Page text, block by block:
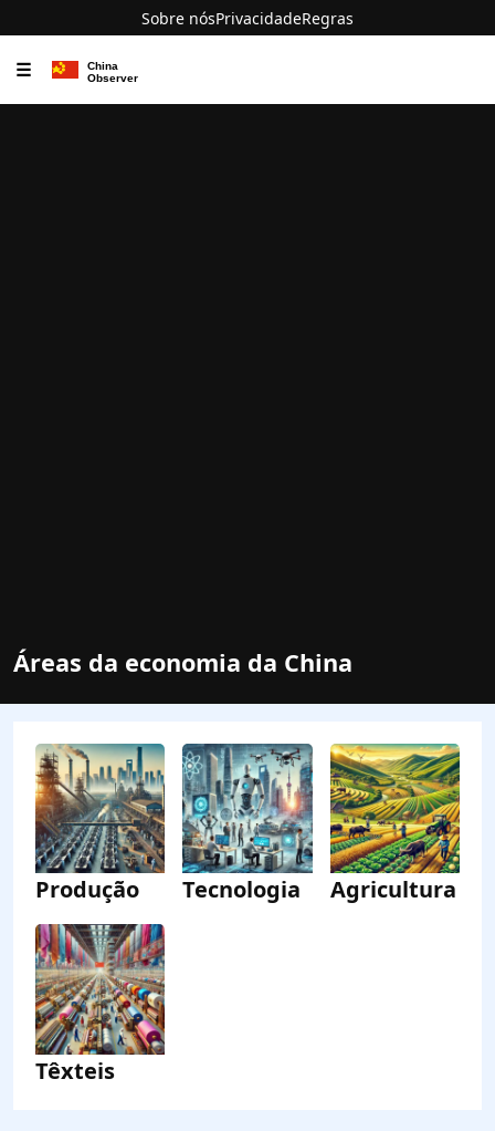
Sobre nósPrivacidadeRegras
☰
Áreas da economia da China
Produção Tecnologia Agricultura
Têxteis